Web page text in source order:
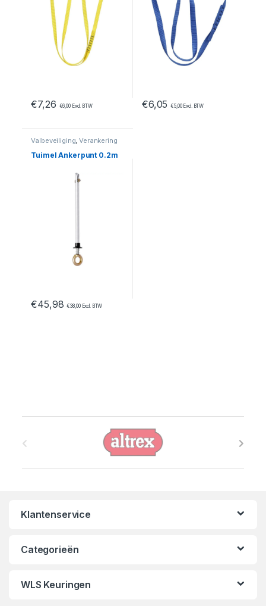
€7,26 €6,00Excl. BTW €6,05 €5,00Excl. BTW
Valbeveiliging,Verankering
Tuimel Ankerpunt 0.2m
€45,98 €38,00Excl. BTW
Klantenservice
Categorieën
WLS Keuringen